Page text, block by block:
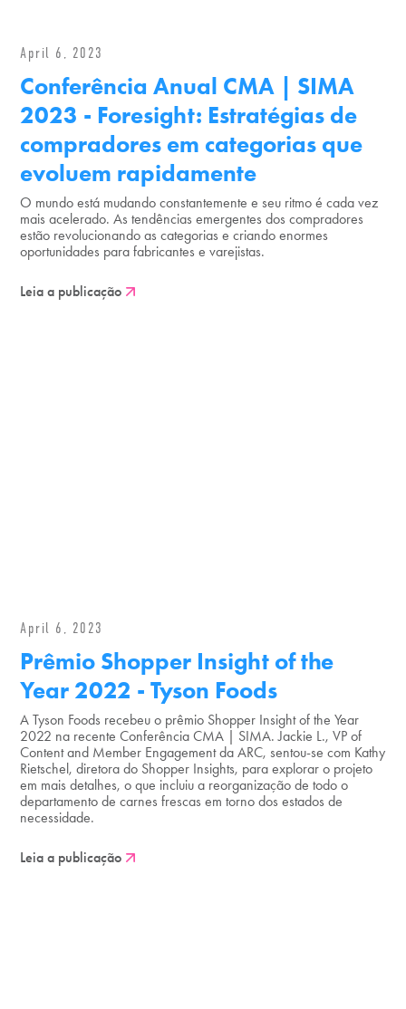
April 6, 2023
Conferência Anual CMA | SIMA
2023 - Foresight: Estratégias de
compradores em categorias que
evoluem rapidamente
O mundo está mudando constantemente e seu ritmo é cada vez
mais acelerado. As tendências emergentes dos compradores
estão revolucionando as categorias e criando enormes
oportunidades para fabricantes e varejistas.
Leia a publicação
April 6, 2023
Prêmio Shopper Insight of the
Year 2022 - Tyson Foods
A Tyson Foods recebeu o prêmio Shopper Insight of the Year
2022 na recente Conferência CMA | SIMA. Jackie L., VP of
Content and Member Engagement da ARC, sentou-se com Kathy
Rietschel, diretora do Shopper Insights, para explorar o projeto
em mais detalhes, o que incluiu a reorganização de todo o
departamento de carnes frescas em torno dos estados de
necessidade.
Leia a publicação